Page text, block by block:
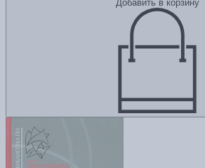
Добавить в корзину